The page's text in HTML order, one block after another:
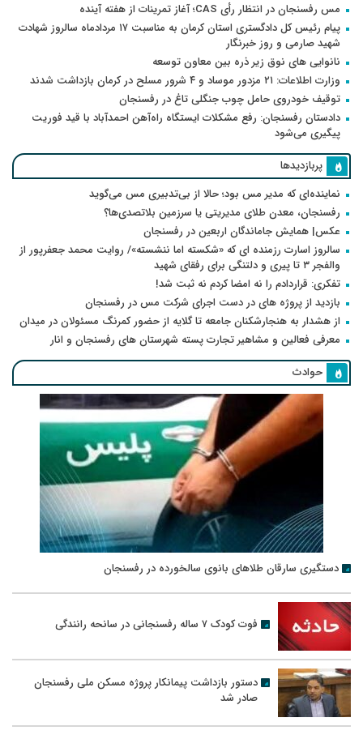
مس رفسنجان در انتظار رأی CAS؛ آغاز تمرینات از هفته آینده
پیام رئیس کل دادگستری استان کرمان به مناسبت ۱۷ مردادماه سالروز شهادت
شهید صارمی و روز خبرنگار
نانوایی های نوق زیر ذره بین معاون توسعه
وزارت اطلاعات: ۲۱ مزدور موساد و ۴ شرور مسلح در کرمان بازداشت شدند
توقیف خودروی حامل چوب جنگلی تاغ در رفسنجان
دادستان رفسنجان: رفع مشکلات ایستگاه راه‌آهن احمدآباد با قید فوریت
پیگیری می‌شود
پربازدیدها
نماینده‌ای که مدیر مس بود؛ حالا از بی‌تدبیری مس می‌گوید
رفسنجان، معدن طلای مدیریتی یا سرزمین بلاتصدی‌ها؟
عکس| همایش جاماندگان اربعین در رفسنجان
سالروز اسارت رزمنده ای که «شکسته اما ننشسته»/ روایت محمد جعفرپور از
والفجر ۳ تا پیری و دلتنگی برای رفقای شهید
تفکری: قراردادم را نه امضا کردم نه ثبت شد!
بازدید از پروژه های در دست اجرای شرکت مس در رفسنجان
از هشدار به هنجارشکنان جامعه تا گلایه از حضور کمرنگ مسئولان در میدان
معرفی فعالین و مشاهیر تجارت پسته شهرستان های رفسنجان و انار
حوادث
دستگیری سارقان طلاهای بانوی سالخورده در رفسنجان
فوت کودک ۷ ساله رفسنجانی در سانحه رانندگی
دستور بازداشت پیمانکار پروژه مسکن ملی رفسنجان
صادر شد